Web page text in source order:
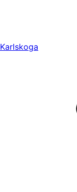
Karlskoga